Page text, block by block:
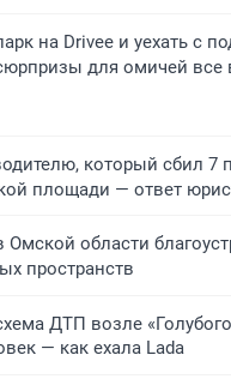
на Drivee и уехать с
для омичей
который сбил 7
площади — ответ
Омской области
пространств
ДТП возле
— как ехала Lada